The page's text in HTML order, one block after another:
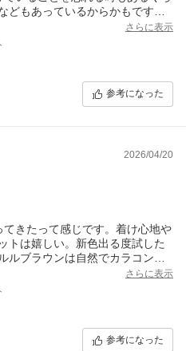
どもあっているからかもです
コンタクトに出会ったことがな
感じに黒目を大きくできて、カ
いくらいです。笑
人と会う時のみなのでワンデー
さらに表示
参考になった
2026/04/20
きたって感じです。着け心地や
トは嬉しい。新色出る度試した
ルブラウンは自然でカラコン感
試しましたが、ルルとメロは推
ので、枚数多めでもう少し安い
さらに表示
参考になった